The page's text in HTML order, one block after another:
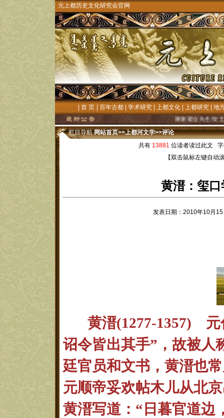
元上都历史文化研究会官网
首 页 百年古都 学术研究 上都文化 上都研究
地
谢谢诸位先生/女士长期
栏目导航 网站首页>>上都河文学>>评论
共有 13881 位读者读过此文
【双击鼠标左键自
黄溍：玺
发表日期：2010年10月
黄溍(1277-1357) 元
诏令皆出其手”，故被人
廷官员和文书，黄溍也
元顺帝妥欢帖木儿从北
黄溍写道：“日暮官道边